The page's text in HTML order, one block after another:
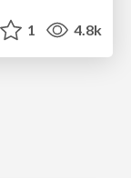
1 4.8k